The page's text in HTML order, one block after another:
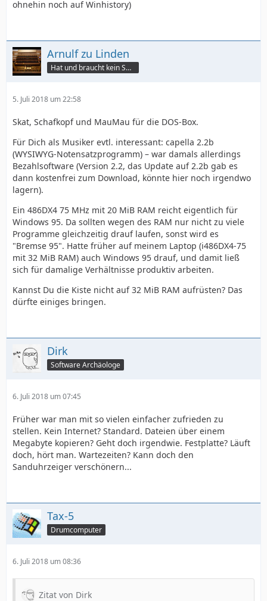
ohnehin noch auf Winhistory)
Arnulf zu Linden
Hat und braucht kein Smartphone!
5. Juli 2018 um 22:58
Skat, Schafkopf und MauMau für die DOS-Box.
Für Dich als Musiker evtl. interessant: capella 2.2b
(WYSIWYG-Notensatzprogramm) – war damals allerdings
Bezahlsoftware (Version 2.2, das Update auf 2.2b gab es
dann kostenfrei zum Download, könnte hier noch irgendwo
lagern).
Ein 486DX4 75 MHz mit 20 MiB RAM reicht eigentlich für
Windows 95. Da sollten wegen des RAM nur nicht zu viele
Programme gleichzeitig drauf laufen, sonst wird es
"Bremse 95". Hatte früher auf meinem Laptop (i486DX4-75
mit 32 MiB RAM) auch Windows 95 drauf, und damit ließ
sich für damalige Verhältnisse produktiv arbeiten.
Kannst Du die Kiste nicht auf 32 MiB RAM aufrüsten? Das
dürfte einiges bringen.
Dirk
Software Archäologe
6. Juli 2018 um 07:45
Früher war man mit so vielen einfacher zufrieden zu
stellen. Kein Internet? Standard. Dateien über einem
Megabyte kopieren? Geht doch irgendwie. Festplatte? Läuft
doch, hört man. Wartezeiten? Kann doch den
Sanduhrzeiger verschönern...
Tax-5
Drumcomputer
6. Juli 2018 um 08:36
Zitat von Dirk